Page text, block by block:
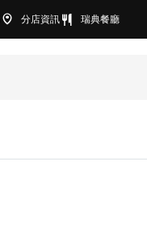
分店資訊 瑞典餐廳